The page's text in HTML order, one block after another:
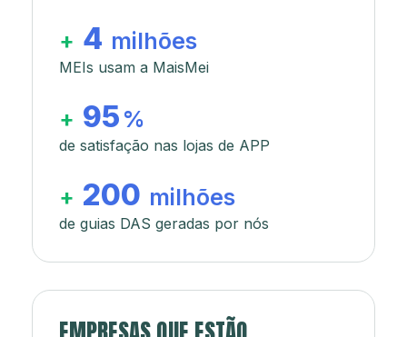
+ 4 milhões
MEIs usam a MaisMei
+ 95 %
de satisfação nas lojas de APP
+ 200 milhões
de guias DAS geradas por nós